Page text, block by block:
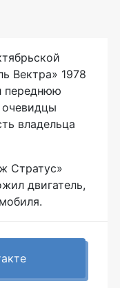
Вектра» 1978
переднюю
очевидцы
владельца
Стратус»
двигатель,